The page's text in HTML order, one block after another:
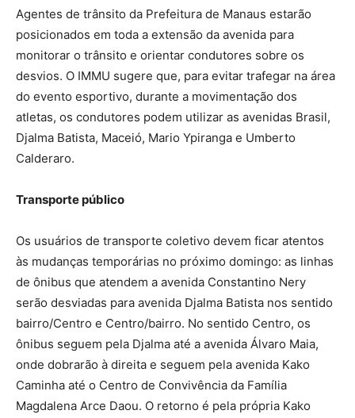
Agentes de trânsito da Prefeitura de Manaus estarão
posicionados em toda a extensão da avenida para
monitorar o trânsito e orientar condutores sobre os
desvios. O IMMU sugere que, para evitar trafegar na área
do evento esportivo, durante a movimentação dos
atletas, os condutores podem utilizar as avenidas Brasil,
Djalma Batista, Maceió, Mario Ypiranga e Umberto
Calderaro.
Transporte público
Os usuários de transporte coletivo devem ficar atentos
às mudanças temporárias no próximo domingo: as linhas
de ônibus que atendem a avenida Constantino Nery
serão desviadas para avenida Djalma Batista nos sentido
bairro/Centro e Centro/bairro. No sentido Centro, os
ônibus seguem pela Djalma até a avenida Álvaro Maia,
onde dobrarão à direita e seguem pela avenida Kako
Caminha até o Centro de Convivência da Família
Magdalena Arce Daou. O retorno é pela própria Kako